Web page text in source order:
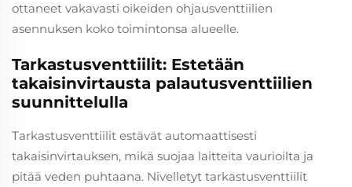
ottaneet vakavasti oikeiden ohjausventtiilien
asennuksen koko toimintonsa alueelle.
Tarkastusventtiilit: Estetään
takaisinvirtausta palautusventtiilien
suunnittelulla
Tarkastusventtiilit estävät automaattisesti
takaisinvirtauksen, mikä suojaa laitteita vaurioilta ja
pitää veden puhtaana. Nivelletyt tarkastusventtiilit